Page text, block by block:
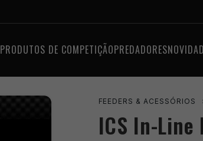
PRODUTOS DE COMPETIÇÃOPREDADORES
FEEDERS & ACESSÓRIOS
ICS In-Line